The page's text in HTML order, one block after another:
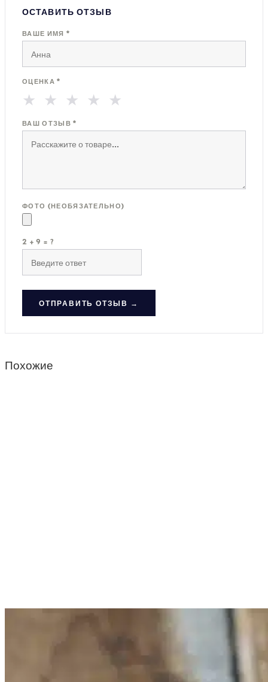
ОСТАВИТЬ ОТЗЫВ
ВАШЕ ИМЯ *
ОЦЕНКА *
★ ★ ★ ★ ★
ВАШ ОТЗЫВ *
ФОТО (НЕОБЯЗАТЕЛЬНО)
2 + 9 = ?
ОТПРАВИТЬ ОТЗЫВ →
Похожие